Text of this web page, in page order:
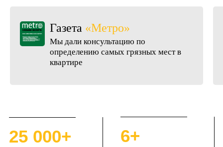
Газета «Метро»
Мы дали консультацию по
определению самых грязных мест в
квартире
25 000+ 6+